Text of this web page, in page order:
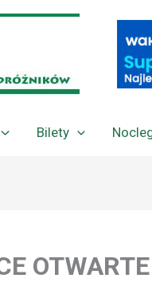
Bilety